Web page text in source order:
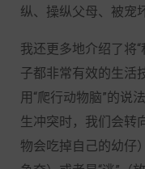
纵、操纵父母、被宠
我还更多地介绍了将
子都非常有效的生活
用“爬行动物脑”的说
生冲突时，我们会转
物会吃掉自己的幼仔